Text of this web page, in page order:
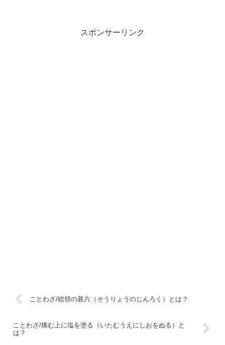
スポンサーリンク
ことわざ/総領の甚六（そうりょうのじんろく）とは？
ことわざ/痛む上に塩を塗る（いたむうえにしおをぬる）と
は？